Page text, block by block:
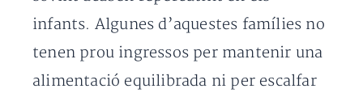
infants. Algunes d’aquestes famílies no
tenen prou ingressos per mantenir una
alimentació equilibrada ni per escalfar